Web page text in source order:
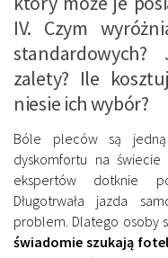
IV. Czym
zalety? Ile
niesie ich wybór?
Bóle pleców są jedną
dyskomfortu na
ekspertów dotknie
Długotrwała jazda
problem. Dlatego osoby
świadomie szukają